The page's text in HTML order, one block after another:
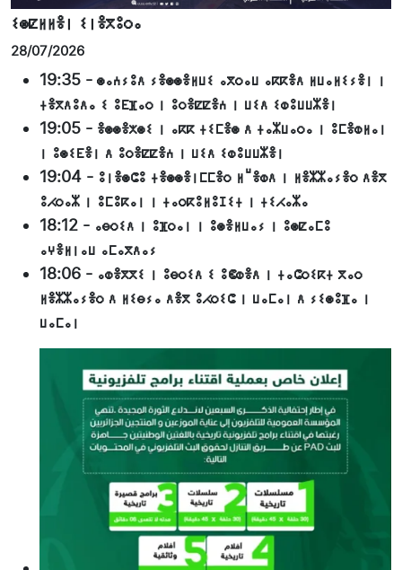
ⵉⵙⵇⵍⵍⴻⵏ ⵉⵏⴻⴳⵓⵔⴰ
28/07/2026
19:35 - ⵙⴰⵄⵢⵓⴷ ⵢⴻⵙⵙⴻⵍⵡⵉ ⴰⴳⵔⴰⵡ ⴰⴽⴽⴻⴷ ⵍⵡⴰⵍⵉⵢⴻⵏ ⵏ
ⵜⴻⴳⴷⵓⴷⴰ ⵉ ⵓⴹⴼⴰⵔ ⵏ ⵓⵔⴻⵇⵇⴻⵄ ⵏ ⵡⵉⴷ ⵉⵀⵓⵡⵡⵣⴻⵏ
19:05 - ⴻⵙⵙⴻⵅⵙⵉ ⵏ ⴰⴽⴽ ⵜⵉⵎⴻⵙ ⴷ ⵜⴰⵣⵡⴰⵔⴰ ⵏ ⵓⵎⴻⵀⵍⴰⵏ
ⵏ ⵓⵙⵉⴹⴻⵏ ⴷ ⵓⵔⴻⵇⵇⴻⵄ ⵏ ⵡⵉⴷ ⵉⵀⵓⵡⵡⵣⴻⵏ
19:04 - ⵓⵏⴻⵙⵛⵓ ⵜⴻⵙⵙⴻⵏⵎⵎⴻⵔ ⵍⵯⴻⵀⴷ ⵏ ⵍⴻⵣⵣⴰⵢⴻⵔ ⴷⴻⴳ
ⵓⵃⵔⴰⵣ ⵏ ⵓⵎⵓⴽⴰⵏ ⵏ ⵜⴰⵔⴽⵓⵍⵓⵊⵉⵜ ⵏ ⵜⵉⵃⴰⵣⴰ
18:12 - ⴰⴱⵔⵉⴷ ⵏ ⵓⴼⵔⴰⵏ ⵏ ⵓⵙⴻⵍⵡⴰⵢ ⵏ ⵓⵙⵇⴰⵎⵓ
ⴰⵖⴻⵍⵏⴰⵡ ⴰⵎⴰⴳⴷⴰⵢ
18:06 - ⴰⵀⴻⴳⴳⵉ ⵏ ⵓⴱⵔⵉⴷ ⵉ ⵓⵞⵀⴻⴷ ⵏ ⵜⴰⵛⵔⵉⴽⵜ ⴳⴰⵔ
ⵍⴻⵣⵣⴰⵢⴻⵔ ⴷ ⵍⵉⴱⵢⴰ ⴷⴻⴳ ⵓⵃⵔⵉⵛ ⵏ ⵡⴰⵎⴰⵏ ⴷ ⵢⵉⵙⵓⴼⴰ ⵏ
ⵡⴰⵎⴰⵏ